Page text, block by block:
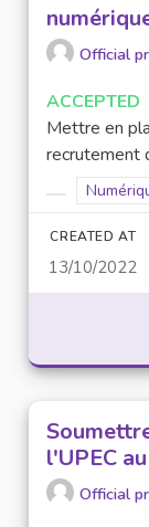
Official
ACCEPTED
Mettre en
recrutement
Filter
Filter
CREATED AT
13/10/2022
l'UPEC
Official